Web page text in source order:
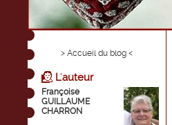
> Accueil du blog <
L'auteur
Françoise
GUILLAUME
CHARRON